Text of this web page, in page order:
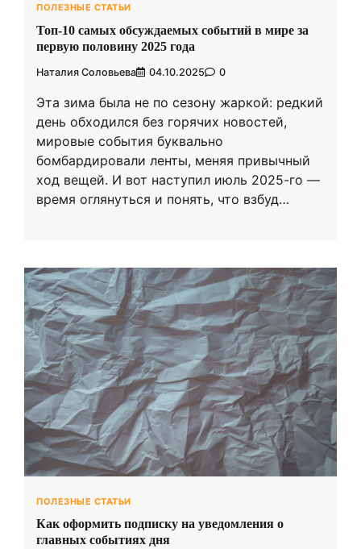
ПОЛЕЗНЫЕ СТАТЬИ
Топ-10 самых обсуждаемых событий в мире за
первую половину 2025 года
Наталия Соловьева 04.10.2025 0
Эта зима была не по сезону жаркой: редкий
день обходился без горячих новостей,
мировые события буквально
бомбардировали ленты, меняя привычный
ход вещей. И вот наступил июль 2025-го —
время оглянуться и понять, что взбуд…
ПОЛЕЗНЫЕ СТАТЬИ
Как оформить подписку на уведомления о
главных событиях дня